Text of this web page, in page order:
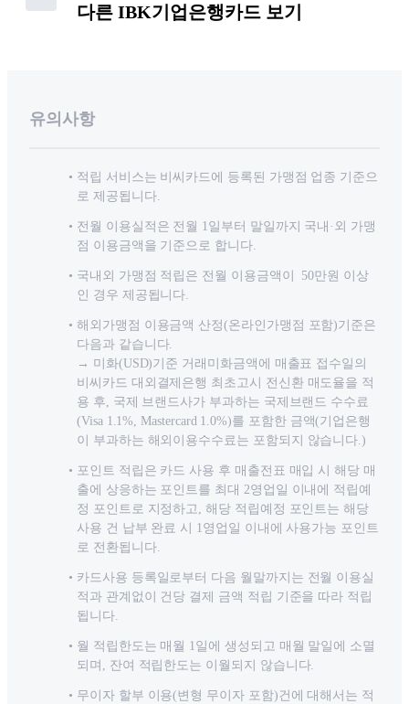
다른 IBK기업은행카드 보기
유의사항
적립 서비스는 비씨카드에 등록된 가맹점 업종 기준으
로 제공됩니다.
전월 이용실적은 전월 1일부터 말일까지 국내·외 가맹
점 이용금액을 기준으로 합니다.
국내외 가맹점 적립은 전월 이용금액이 50만원 이상
인 경우 제공됩니다.
해외가맹점 이용금액 산정(온라인가맹점 포함)기준은
다음과 같습니다.
→ 미화(USD)기준 거래미화금액에 매출표 접수일의
비씨카드 대외결제은행 최초고시 전신환 매도율을 적
용 후, 국제 브랜드사가 부과하는 국제브랜드 수수료
(Visa 1.1%, Mastercard 1.0%)를 포함한 금액(기업은행
이 부과하는 해외이용수수료는 포함되지 않습니다.)
포인트 적립은 카드 사용 후 매출전표 매입 시 해당 매
출에 상응하는 포인트를 최대 2영업일 이내에 적립예
정 포인트로 지정하고, 해당 적립예정 포인트는 해당
사용 건 납부 완료 시 1영업일 이내에 사용가능 포인트
로 전환됩니다.
카드사용 등록일로부터 다음 월말까지는 전월 이용실
적과 관계없이 건당 결제 금액 적립 기준을 따라 적립
됩니다.
월 적립한도는 매월 1일에 생성되고 매월 말일에 소멸
되며, 잔여 적립한도는 이월되지 않습니다.
무이자 할부 이용(변형 무이자 포함)건에 대해서는 적